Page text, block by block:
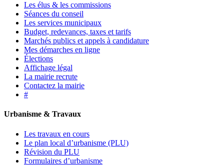
Les élus & les commissions
Séances du conseil
Les services municipaux
Budget, redevances, taxes et tarifs
Marchés publics et appels à candidature
Mes démarches en ligne
Élections
Affichage légal
La mairie recrute
Contactez la mairie
#
Urbanisme & Travaux
Les travaux en cours
Le plan local d’urbanisme (PLU)
Révision du PLU
Formulaires d’urbanisme